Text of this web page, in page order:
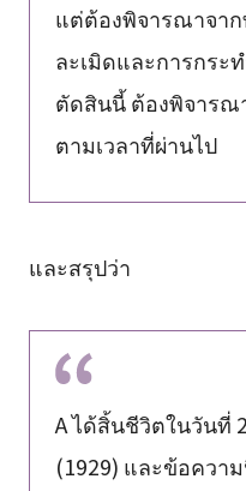
แต่ต้องพิจารณาจา
ละเมิดและการกระ
ตัดสินนี้ ต้องพิจารณ
ตามเวลาที่ผ่านไป
และสรุปว่า
A ได้สิ้นชีวิตในวันที่
(1929) และข้อควา